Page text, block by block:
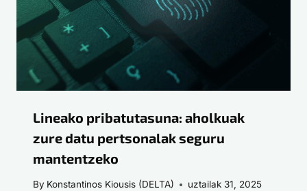
Lineako pribatutasuna: aholkuak
zure datu pertsonalak seguru
mantentzeko
By Konstantinos Kiousis (DELTA) uztailak 31, 2025